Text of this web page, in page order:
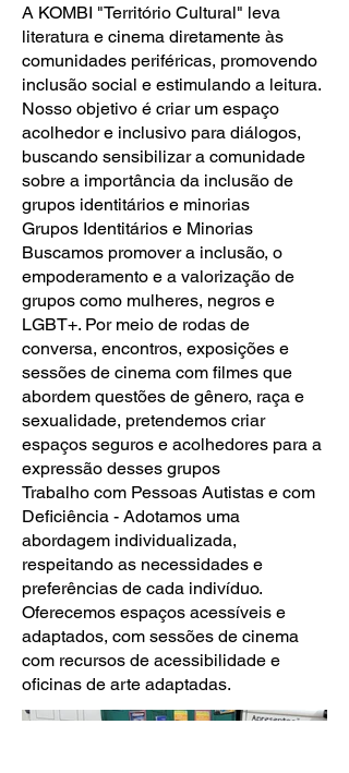
A KOMBI "Território Cultural" leva
literatura e cinema diretamente às
comunidades periféricas, promovendo
inclusão social e estimulando a leitura.
Nosso objetivo é criar um espaço
acolhedor e inclusivo para diálogos,
buscando sensibilizar a comunidade
sobre a importância da inclusão de
grupos identitários e minorias
Grupos Identitários e Minorias
Buscamos promover a inclusão, o
empoderamento e a valorização de
grupos como mulheres, negros e
LGBT+. Por meio de rodas de
conversa, encontros, exposições e
sessões de cinema com filmes que
abordem questões de gênero, raça e
sexualidade, pretendemos criar
espaços seguros e acolhedores para a
expressão desses grupos
Trabalho com Pessoas Autistas e com
Deficiência - Adotamos uma
abordagem individualizada,
respeitando as necessidades e
preferências de cada indivíduo.
Oferecemos espaços acessíveis e
adaptados, com sessões de cinema
com recursos de acessibilidade e
oficinas de arte adaptadas.